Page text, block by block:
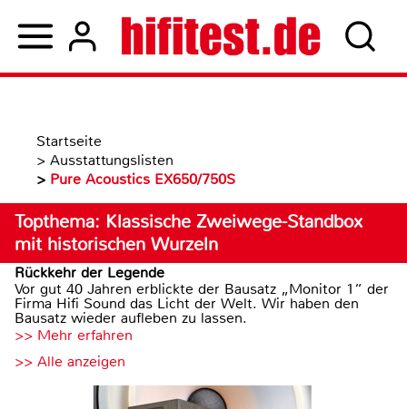
Startseite
> Ausstattungslisten
> Pure Acoustics EX650/750S
Topthema: Klassische Zweiwege-Standbox
mit historischen Wurzeln
Rückkehr der Legende
Vor gut 40 Jahren erblickte der Bausatz „Monitor 1“ der
Firma Hifi Sound das Licht der Welt. Wir haben den
Bausatz wieder aufleben zu lassen.
>> Mehr erfahren
>> Alle anzeigen